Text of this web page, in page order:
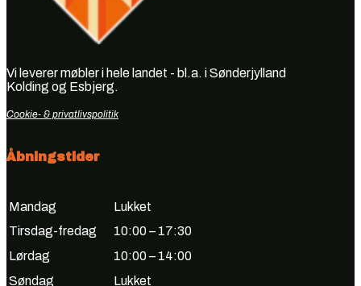
Vi leverer møbler i hele landet - bl.a. i Sønderjylland
Kolding og Esbjerg.
Cookie- & privatlivspolitik
Åbningstider
Mandag
Lukket
Tirsdag-fredag
10:00 – 17:30
Lørdag
10:00 – 14:00
Søndag
Lukket